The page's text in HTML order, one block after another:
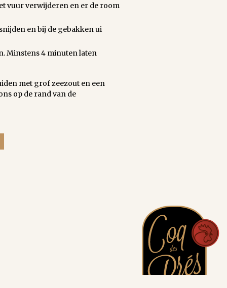
vuur verwijderen en er de room
en bij de gebakken ui
Minstens 4 minuten laten
met grof zeezout en een
op de rand van de